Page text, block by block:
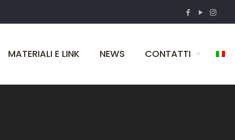
MATERIALI E LINK NEWS CONTATTI